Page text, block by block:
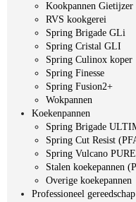
Kookpannen Gietijzer
RVS kookgerei
Spring Brigade GLi
Spring Cristal GLI
Spring Culinox koper
Spring Finesse
Spring Fusion2+
Wokpannen
Koekenpannen
Spring Brigade
Spring Cut Resist
Spring Vulcano
Stalen koekepannen
Overige koekepannen
Professioneel gereedschap